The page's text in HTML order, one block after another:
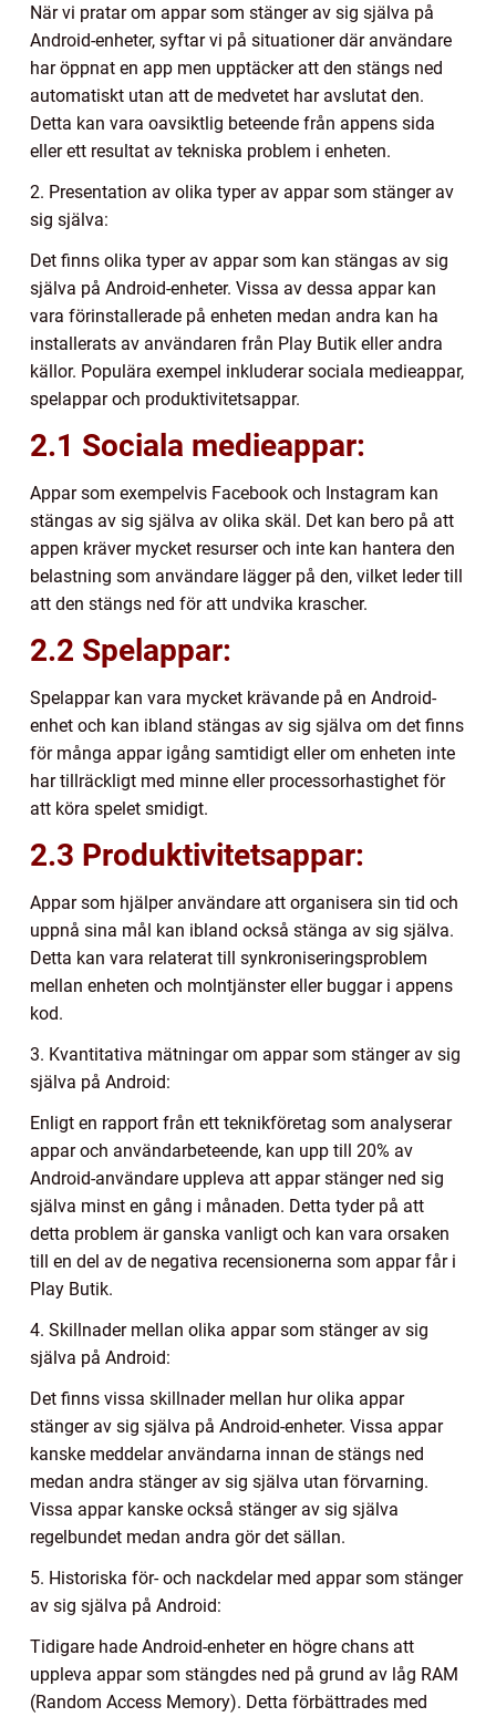
När vi pratar om appar som stänger av sig själva på
Android-enheter, syftar vi på situationer där användare
har öppnat en app men upptäcker att den stängs ned
automatiskt utan att de medvetet har avslutat den.
Detta kan vara oavsiktlig beteende från appens sida
eller ett resultat av tekniska problem i enheten.
2. Presentation av olika typer av appar som stänger av
sig själva:
Det finns olika typer av appar som kan stängas av sig
själva på Android-enheter. Vissa av dessa appar kan
vara förinstallerade på enheten medan andra kan ha
installerats av användaren från Play Butik eller andra
källor. Populära exempel inkluderar sociala medieappar,
spelappar och produktivitetsappar.
2.1 Sociala medieappar:
Appar som exempelvis Facebook och Instagram kan
stängas av sig själva av olika skäl. Det kan bero på att
appen kräver mycket resurser och inte kan hantera den
belastning som användare lägger på den, vilket leder till
att den stängs ned för att undvika krascher.
2.2 Spelappar:
Spelappar kan vara mycket krävande på en Android-
enhet och kan ibland stängas av sig själva om det finns
för många appar igång samtidigt eller om enheten inte
har tillräckligt med minne eller processorhastighet för
att köra spelet smidigt.
2.3 Produktivitetsappar:
Appar som hjälper användare att organisera sin tid och
uppnå sina mål kan ibland också stänga av sig själva.
Detta kan vara relaterat till synkroniseringsproblem
mellan enheten och molntjänster eller buggar i appens
kod.
3. Kvantitativa mätningar om appar som stänger av sig
själva på Android:
Enligt en rapport från ett teknikföretag som analyserar
appar och användarbeteende, kan upp till 20% av
Android-användare uppleva att appar stänger ned sig
själva minst en gång i månaden. Detta tyder på att
detta problem är ganska vanligt och kan vara orsaken
till en del av de negativa recensionerna som appar får i
Play Butik.
4. Skillnader mellan olika appar som stänger av sig
själva på Android:
Det finns vissa skillnader mellan hur olika appar
stänger av sig själva på Android-enheter. Vissa appar
kanske meddelar användarna innan de stängs ned
medan andra stänger av sig själva utan förvarning.
Vissa appar kanske också stänger av sig själva
regelbundet medan andra gör det sällan.
5. Historiska för- och nackdelar med appar som stänger
av sig själva på Android:
Tidigare hade Android-enheter en högre chans att
uppleva appar som stängdes ned på grund av låg RAM
(Random Access Memory). Detta förbättrades med